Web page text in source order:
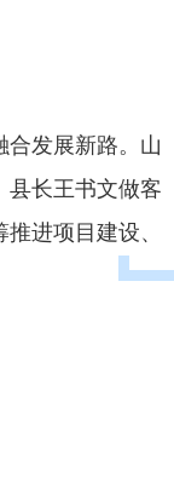
发展新路。山
长王书文做客
进项目建设、